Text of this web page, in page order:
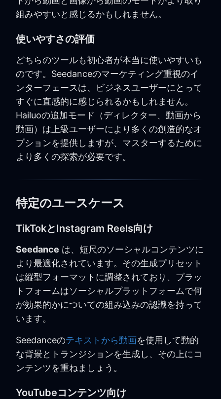
組みやすいと感じるかもしれません。
使いやすさの評価
どちらのツールも初心者が本当に使いやすいも
のです。Seedanceのマーケティング重視のイ
ンターフェースは、ビジネスユーザーにとって
すぐに直感的に感じられるかもしれません。
Hailuoの追加モード（ディレクター、動画から
動画）は上級ユーザーにより多くの創造的なオ
プションを提供しますが、マスターするために
より多くの探索が必要です。
特定のユースケース
TikTokとInstagram Reels向け
Seedance は、短尺のソーシャルコンテンツに
より最適化されています。その生成プリセット
は縦型フォーマットに調整されており、プラッ
トフォームはソーシャルプラットフォームで何
が効果的かについての組み込みの認識を持って
います。
Seedanceのテキストから動画を使用して動的
な背景とトランジションを生成し、その上にコ
ンテンツを重ねましょう。
YouTubeコンテンツ向け